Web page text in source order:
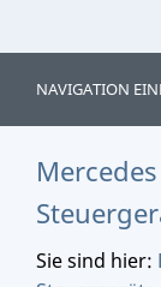
NAVIGATION
Sie sind hier: